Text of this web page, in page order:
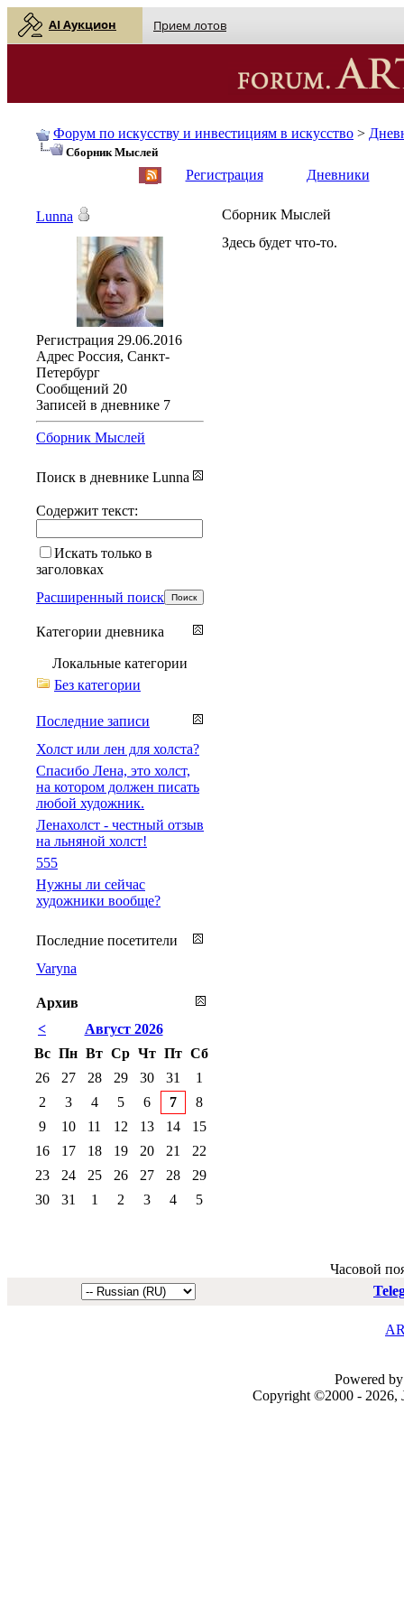
AI Аукцион Прием лотов
Форум по искусству и инвестициям в искусство >
Сборник Мыслей
Регистрация Дневники
Сборник Мыслей
Здесь будет что-то.
Lunna
Регистрация 29.06.2016
Адрес Россия, Санкт-
Петербург
Сообщений 20
Записей в дневнике 7
Сборник Мыслей
Поиск в дневнике Lunna
Содержит текст:
Искать только в
заголовках
Расширенный поиск
Категории дневника
Локальные категории
Без категории
Последние записи
Холст или лен для холста?
Спасибо Лена, это холст,
на котором должен писать
любой художник.
Ленахолст - честный отзыв
на льняной холст!
555
Нужны ли сейчас
художники вообще?
Последние посетители
Varyna
Архив
<
Август 2026
Вс Пн Вт Ср Чт Пт Сб
26
27 28 29 30 31
1
2
3 4 5 6 7
8
9
10 11 12 13 14
15
16
17 18 19 20 21
22
23
24 25 26 27 28
29
30
31 1 2 3 4 5
Часовой
Powered
Copyright ©2000 - 2026,